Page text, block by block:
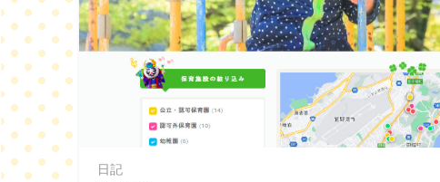
日記